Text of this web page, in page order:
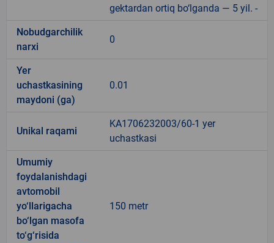
gektardan ortiq bo‘lganda — 5 yil. -
Nobudgarchilik
narxi
0
Yer
uchastkasining
maydoni (ga)
0.01
Unikal raqami
KA1706232003/60-1 yer
uchastkasi
Umumiy
foydalanishdagi
avtomobil
yo‘llarigacha
bo‘lgan masofa
to‘g‘risida
150 metr